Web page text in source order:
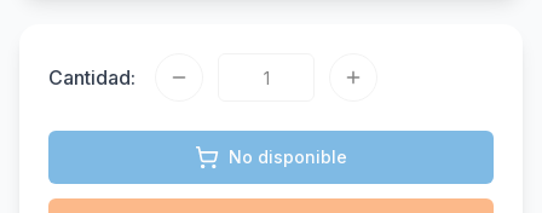
Cantidad:
No disponible